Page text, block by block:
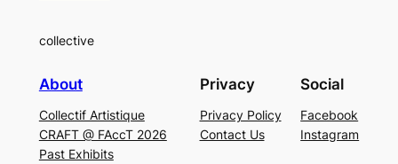
collective
About
Collectif Artistique
CRAFT @ FAccT 2026
Past Exhibits
Privacy
Privacy Policy
Contact Us
Social
Facebook
Instagram